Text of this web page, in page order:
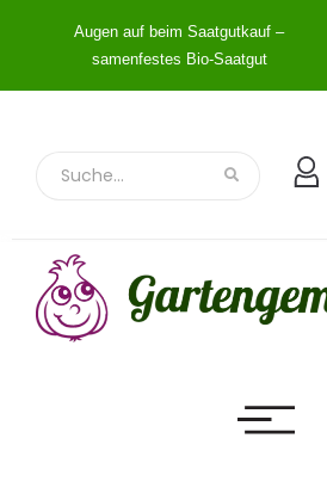
Augen auf beim Saatgutkauf –
samenfestes Bio-Saatgut